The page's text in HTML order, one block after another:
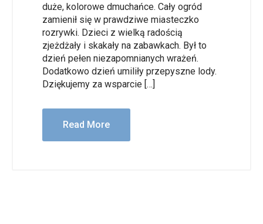
duże, kolorowe dmuchańce. Cały ogród
zamienił się w prawdziwe miasteczko
rozrywki. Dzieci z wielką radością
zjeżdżały i skakały na zabawkach. Był to
dzień pełen niezapomnianych wrażeń.
Dodatkowo dzień umiliły przepyszne lody.
Dziękujemy za wsparcie […]
Read More